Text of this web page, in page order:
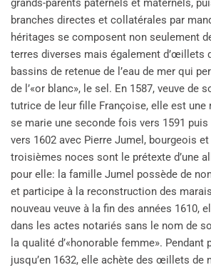
grands-parents paternels et maternels,
branches directes et collatérales par
héritages se composent non seulement
terres diverses mais également d’œillets
bassins de retenue de l’eau de mer qui
de l’«or blanc», le sel. En 1587, veuve de
tutrice de leur fille Françoise, elle est une
se marie une seconde fois vers 1591
vers 1602 avec Pierre Jumel, bourgeois
troisièmes noces sont le prétexte d’une
pour elle: la famille Jumel possède de
et participe à la reconstruction des
nouveau veuve à la fin des années 1610,
dans les actes notariés sans le nom de
la qualité d’«honorable femme». Pendant
jusqu’en 1632, elle achète des œillets de